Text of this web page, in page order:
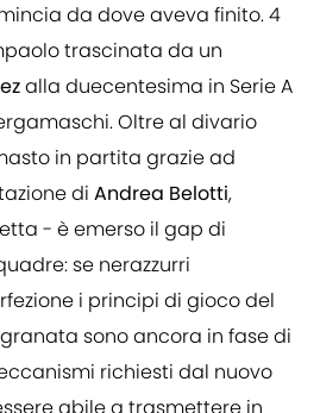
da dove aveva finito. 4
trascinata da un
alla duecentesima in Serie A
Oltre al divario
in partita grazie ad
di Andrea Belotti,
- è emerso il gap di
se nerazzurri
i principi di gioco del
sono ancora in fase di
richiesti dal nuovo